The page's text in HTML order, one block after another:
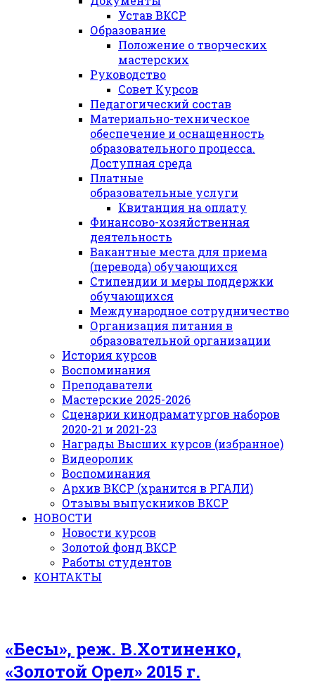
Устав ВКСР
Образование
Положение о творческих
мастерских
Руководство
Совет Курсов
Педагогический состав
Материально-техническое
обеспечение и оснащенность
образовательного процесса.
Доступная среда
Платные
образовательные услуги
Квитанция на оплату
Финансово-хозяйственная
деятельность
Вакантные места для приема
(перевода) обучающихся
Стипендии и меры поддержки
обучающихся
Международное сотрудничество
Организация питания в
образовательной организации
История курсов
Воспоминания
Преподаватели
Мастерские 2025-2026
Сценарии кинодраматургов наборов
2020-21 и 2021-23
Награды Высших курсов (избранное)
Видеоролик
Воспоминания
Архив ВКСР (хранится в РГАЛИ)
Отзывы выпускников ВКСР
НОВОСТИ
Новости курсов
Золотой фонд ВКСР
Работы студентов
КОНТАКТЫ
«Бесы», реж. В.Хотиненко,
«Золотой Орел» 2015 г.